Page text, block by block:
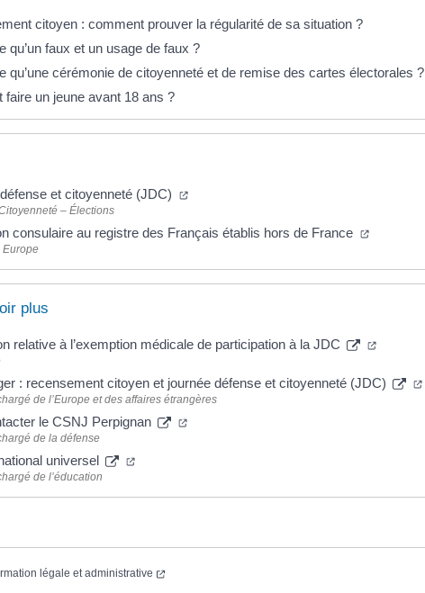
citoyen : comment prouver la régularité de sa situation ?
qu’un faux et un usage de faux ?
qu’une cérémonie de citoyenneté et de remise des cartes électorales ?
faire un jeune avant 18 ans ?
et citoyenneté (JDC)
– Élections
consulaire au registre des Français établis hors de France
Europe
plus
relative à l’exemption médicale de participation à la JDC
: recensement citoyen et journée défense et citoyenneté (JDC)
de l’Europe et des affaires étrangères
le CSNJ Perpignan
de la défense
universel
de l’éducation
légale et administrative